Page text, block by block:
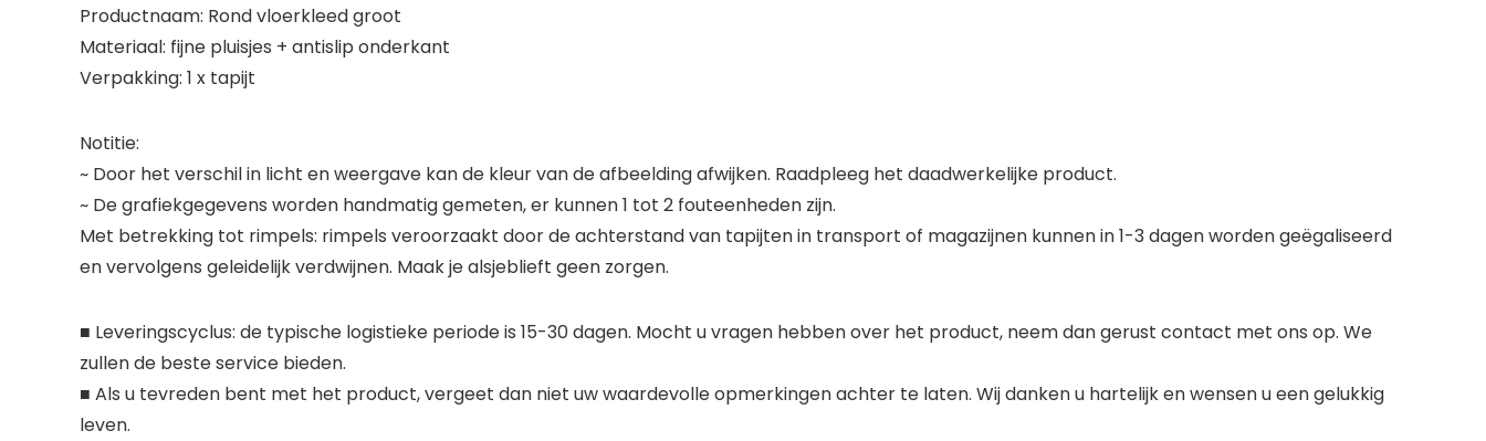
Productnaam: Rond vloerkleed groot
Materiaal: fijne pluisjes + antislip onderkant
Verpakking: 1 x tapijt
Notitie:
~ Door het verschil in licht en weergave kan de kleur van de afbeelding afwijken. Raadpleeg het daadwerkelijke product.
~ De grafiekgegevens worden handmatig gemeten, er kunnen 1 tot 2 fouteenheden zijn.
Met betrekking tot rimpels: rimpels veroorzaakt door de achterstand van tapijten in transport of magazijnen kunnen in 1-3 dagen worden geëgaliseerd
en vervolgens geleidelijk verdwijnen. Maak je alsjeblieft geen zorgen.
■ Leveringscyclus: de typische logistieke periode is 15-30 dagen. Mocht u vragen hebben over het product, neem dan gerust contact met ons op. We
zullen de beste service bieden.
■ Als u tevreden bent met het product, vergeet dan niet uw waardevolle opmerkingen achter te laten. Wij danken u hartelijk en wensen u een gelukkig
leven.